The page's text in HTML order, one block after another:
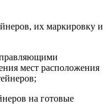
их маркировку и
мест расположения
на готовые